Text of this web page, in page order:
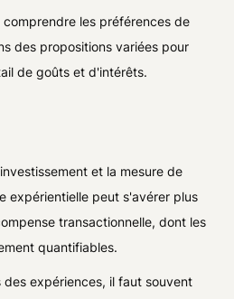
les préférences de
des propositions variées pour
de goûts et d'intérêts.
et la mesure de
expérientielle peut s'avérer plus
transactionnelle, dont les
quantifiables.
des expériences, il faut souvent